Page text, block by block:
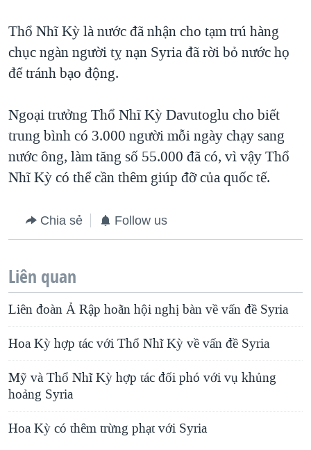
Thổ Nhĩ Kỳ là nước đã nhận cho tạm trú hàng
chục ngàn người tỵ nạn Syria đã rời bỏ nước họ
để tránh bạo động.
Ngoại trưởng Thổ Nhĩ Kỳ Davutoglu cho biết
trung bình có 3.000 người mỗi ngày chạy sang
nước ông, làm tăng số 55.000 đã có, vì vậy Thổ
Nhĩ Kỳ có thể cần thêm giúp đỡ của quốc tế.
Chia sẻ Follow us
Liên quan
Liên đoàn Ả Rập hoãn hội nghị bàn về vấn đề Syria
Hoa Kỳ hợp tác với Thổ Nhĩ Kỳ về vấn đề Syria
Mỹ và Thổ Nhĩ Kỳ hợp tác đối phó với vụ khủng
hoảng Syria
Hoa Kỳ có thêm trừng phạt với Syria